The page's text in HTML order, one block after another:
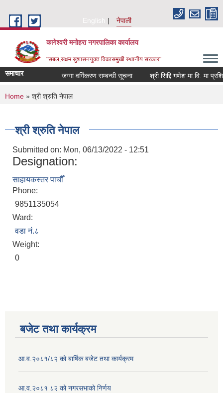
English
नेपाली
कागेश्वरी मनोहरा नगरपालिका कार्यालय
"सबल,सक्षम सुशासनयुक्त विकासमुखी स्थानीय सरकार"
समाचार जग्गा वर्गिकरण सम्बन्धी सूचना श्री सिद्दि गणेश मा.वि. मा
You are here
Home » श्री श्रुति नेपाल
श्री श्रुति नेपाल
Submitted on: Mon, 06/13/2022 - 12:51
Designation:
साहायकस्तर पाचौँ
Phone:
9851135054
Ward:
वडा नं.८
Weight:
0
बजेट तथा कार्यक्रम
आ.व.२०८१/८२ को बार्षिक बजेट तथा कार्यक्रम
आ.व.२०८१ ८२ को नगरसभाको निर्णय